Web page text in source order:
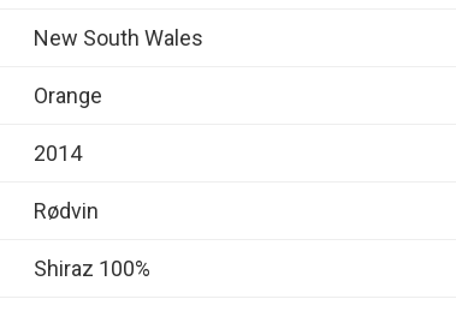
New South Wales
Orange
2014
Rødvin
Shiraz 100%